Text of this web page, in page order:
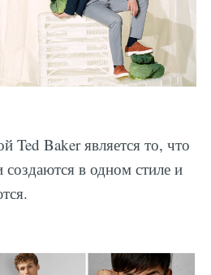
Ted Baker является то, что
создаются в одном стиле и